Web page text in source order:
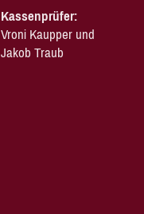
Kassenprüfer:
Vroni Kaupper und
Jakob Traub